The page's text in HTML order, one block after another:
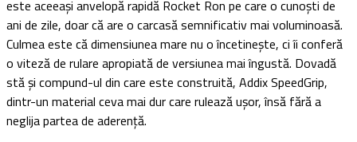
este aceeași anvelopă rapidă Rocket Ron pe care o cunoști de
ani de zile, doar că are o carcasă semnificativ mai voluminoasă.
Culmea este că dimensiunea mare nu o încetinește, ci îi conferă
o viteză de rulare apropiată de versiunea mai îngustă. Dovadă
stă și compund-ul din care este construită, Addix SpeedGrip,
dintr-un material ceva mai dur care rulează ușor, însă fără a
neglija partea de aderență.